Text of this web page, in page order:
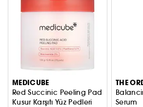
MEDICUBE
Red Succinic Peeling Pad
Kusur Karşıtı Yüz Pedleri
THE
Serum